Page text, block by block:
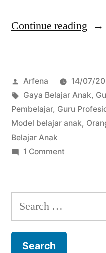
Continue reading
Posted
by
Arfena 14/07/
Tags:
Gaya Belajar Anak,
Pembelajar, Guru
Model belajar anak,
Belajar Anak
1 Commenton
Anak
Search
for: